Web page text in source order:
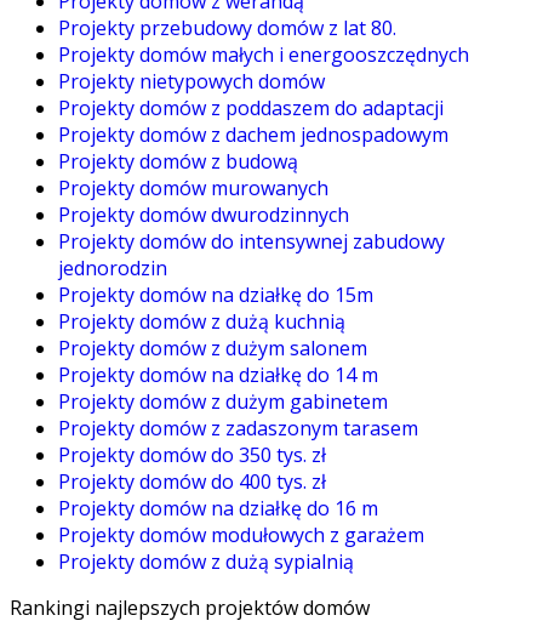
Projekty przebudowy domów z lat 80.
Projekty domów małych i energooszczędnych
Projekty nietypowych domów
Projekty domów z poddaszem do adaptacji
Projekty domów z dachem jednospadowym
Projekty domów z budową
Projekty domów murowanych
Projekty domów dwurodzinnych
Projekty domów do intensywnej zabudowy
jednorodzin
Projekty domów na działkę do 15m
Projekty domów z dużą kuchnią
Projekty domów z dużym salonem
Projekty domów na działkę do 14 m
Projekty domów z dużym gabinetem
Projekty domów z zadaszonym tarasem
Projekty domów do 350 tys. zł
Projekty domów do 400 tys. zł
Projekty domów na działkę do 16 m
Projekty domów modułowych z garażem
Projekty domów z dużą sypialnią
Rankingi najlepszych projektów domów